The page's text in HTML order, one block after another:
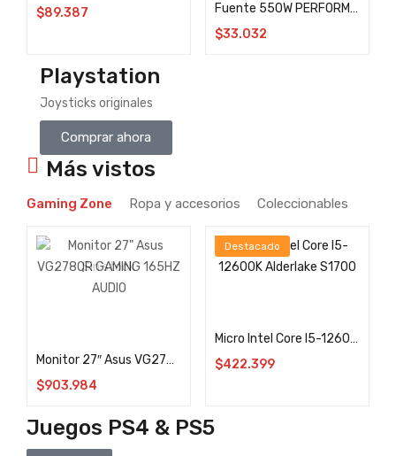
$89.387
Fuente 550W PERFORMANCE SATA*4 BOX
$33.032
Playstation
Joysticks originales
Comprar ahora
Más vistos
Gaming Zone Ropa y accesorios Coleccionables
Sin stock
Monitor 27″ Asus VG278QR GAMING 165HZ AUDIO
$903.984
Destacado
Micro Intel Core I5-12600K Alderlake S1700
$422.399
Juegos PS4 & PS5